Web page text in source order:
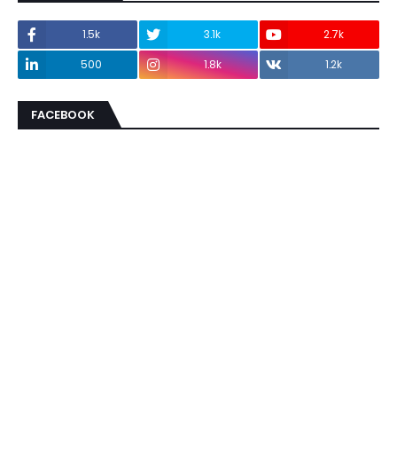
1.5k 3.1k
2.7k
500
1.8k 1.2k
FACEBOOK